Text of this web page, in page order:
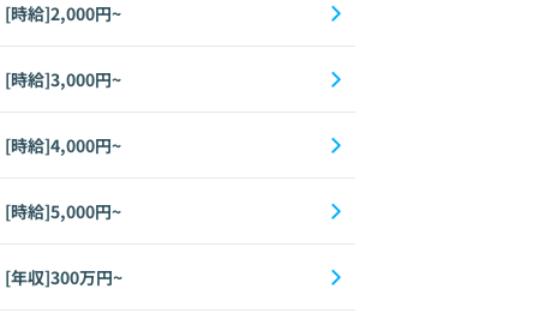
[時給]2,000円~
[時給]3,000円~
[時給]4,000円~
[時給]5,000円~
[年収]300万円~